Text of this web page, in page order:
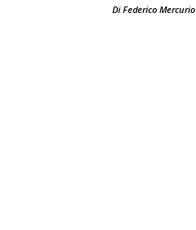
Di Federico Mercurio